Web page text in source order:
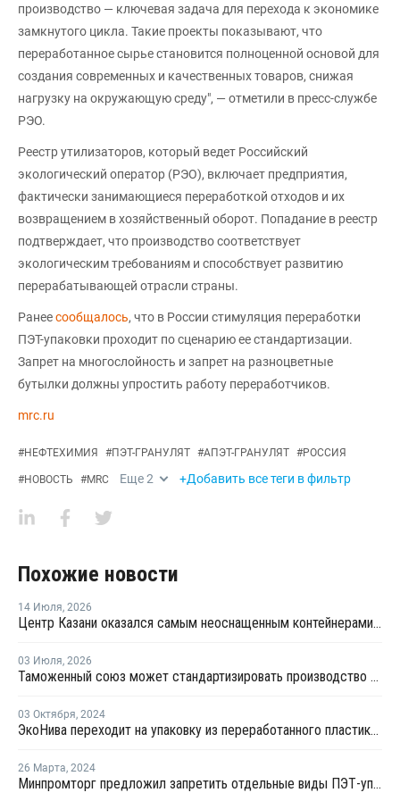
производство — ключевая задача для перехода к экономике
замкнутого цикла. Такие проекты показывают, что
переработанное сырье становится полноценной основой для
создания современных и качественных товаров, снижая
нагрузку на окружающую среду", — отметили в пресс-службе
РЭО.
Реестр утилизаторов, который ведет Российский
экологический оператор (РЭО), включает предприятия,
фактически занимающиеся переработкой отходов и их
возвращением в хозяйственный оборот. Попадание в реестр
подтверждает, что производство соответствует
экологическим требованиям и способствует развитию
перерабатывающей отрасли страны.
Ранеесообщалось, что в России стимуляция переработки
ПЭТ-упаковки проходит по сценарию ее стандартизации.
Запрет на многослойность и запрет на разноцветные
бутылки должны упростить работу переработчиков.
mrc.ru
#НЕФТЕХИМИЯ #ПЭТ-ГРАНУЛЯТ #АПЭТ-ГРАНУЛЯТ #РОССИЯ
#НОВОСТЬ #MRC Еще2 +Добавить все теги в фильтр
Похожие новости
14 Июля, 2026
Центр Казани оказался самым неоснащенным контейнерами раздельного сбора отходов
03 Июля, 2026
Таможенный союз может стандартизировать производство ПЭТ-тары по примеру России
03 Октября, 2024
ЭкоНива переходит на упаковку из переработанного пластика для молочной продукции
26 Марта, 2024
Минпромторг предложил запретить отдельные виды ПЭТ-упаковки с 1 сентября